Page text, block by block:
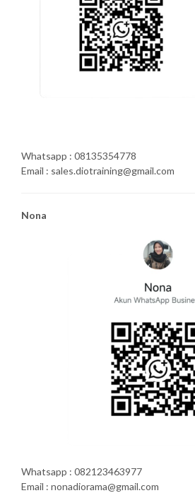
Whatsapp : 08135354778
Email : sales.diotraining@gmail.com
Nona
Whatsapp : 082123463977
Email : nonadiorama@gmail.com